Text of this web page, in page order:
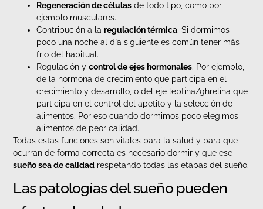
Regeneración de células de todo tipo, como por
ejemplo musculares.
Contribución a laregulación térmica. Si dormimos
poco una noche al día siguiente es común tener más
frio del habitual.
Regulación ycontrol de ejes hormonales. Por ejemplo,
de la hormona de crecimiento que participa en el
crecimiento y desarrollo, o del eje leptina/ghrelina que
participa en el control del apetito y la selección de
alimentos. Por eso cuando dormimos poco elegimos
alimentos de peor calidad.
Todas estas funciones son vitales para la salud y para que
ocurran de forma correcta es necesario dormir y que ese
sueño sea de calidad respetando todas las etapas del sueño.
Las patologías del sueño pueden